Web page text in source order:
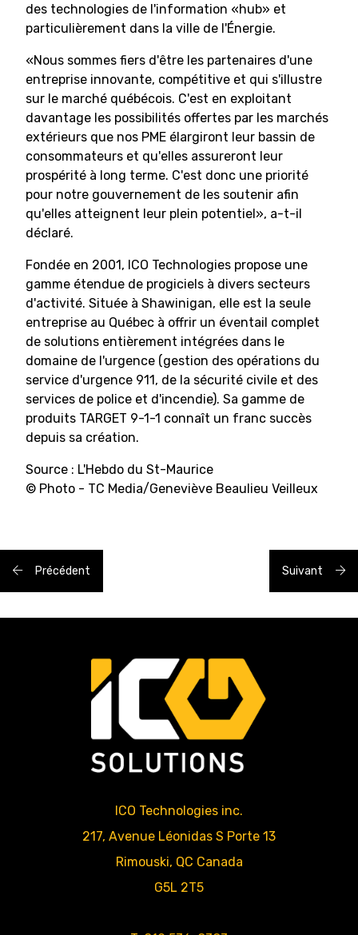
des technologies de l'information «hub» et
particulièrement dans la ville de l'Énergie.
«Nous sommes fiers d'être les partenaires d'une
entreprise innovante, compétitive et qui s'illustre
sur le marché québécois. C'est en exploitant
davantage les possibilités offertes par les marchés
extérieurs que nos PME élargiront leur bassin de
consommateurs et qu'elles assureront leur
prospérité à long terme. C'est donc une priorité
pour notre gouvernement de les soutenir afin
qu'elles atteignent leur plein potentiel», a-t-il
déclaré.
Fondée en 2001, ICO Technologies propose une
gamme étendue de progiciels à divers secteurs
d'activité. Située à Shawinigan, elle est la seule
entreprise au Québec à offrir un éventail complet
de solutions entièrement intégrées dans le
domaine de l'urgence (gestion des opérations du
service d'urgence 911, de la sécurité civile et des
services de police et d'incendie). Sa gamme de
produits TARGET 9-1-1 connaît un franc succès
depuis sa création.
Source : L'Hebdo du St-Maurice
© Photo - TC Media/Geneviève Beaulieu Veilleux
Précédent Suivant
ICO Technologies inc.
217, Avenue Léonidas S Porte 13
Rimouski, QC Canada
G5L 2T5